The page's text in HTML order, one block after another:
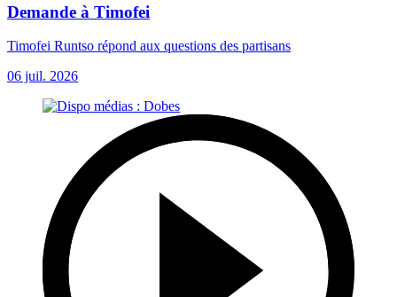
Demande à Timofei
Timofei Runtso répond aux questions des partisans
06 juil. 2026